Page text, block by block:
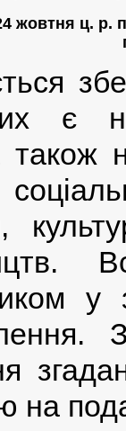
жовтня ц. р.
є
у
на